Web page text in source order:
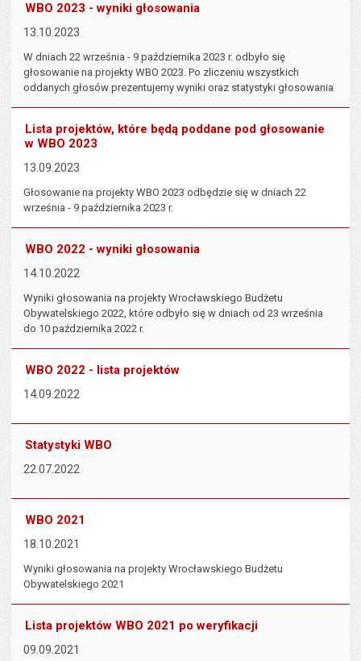
WBO 2023 - wyniki głosowania
13.10.2023
W dniach 22 września - 9 października 2023 r. odbyło się
głosowanie na projekty WBO 2023. Po zliczeniu wszystkich
oddanych głosów prezentujemy wyniki oraz statystyki głosowania
Lista projektów, które będą poddane pod głosowanie
w WBO 2023
13.09.2023
Głosowanie na projekty WBO 2023 odbędzie się w dniach 22
września - 9 października 2023 r.
WBO 2022 - wyniki głosowania
14.10.2022
Wyniki głosowania na projekty Wrocławskiego Budżetu
Obywatelskiego 2022, które odbyło się w dniach od 23 września
do 10 października 2022 r.
WBO 2022 - lista projektów
14.09.2022
Statystyki WBO
22.07.2022
WBO 2021
18.10.2021
Wyniki głosowania na projekty Wrocławskiego Budżetu
Obywatelskiego 2021
Lista projektów WBO 2021 po weryfikacji
09.09.2021